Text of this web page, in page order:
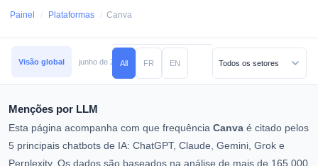
Painel / Plataformas / Canva
Visão global junho de 2026 maio de 2026 abril de 2026 março de 2026
All FR EN
Menções por LLM
Esta página acompanha com que frequência Canva é citado pelos
5 principais chatbots de IA: ChatGPT, Claude, Gemini, Grok e
Perplexity. Os dados são baseados na análise de mais de 165.000